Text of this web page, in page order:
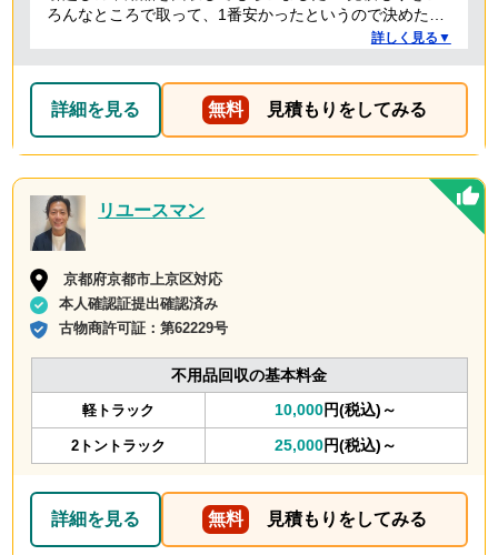
ろんなところで取って、1番安かったというので決めたの
ですが、 対応や話し方も、丁寧で優しく、 作業自体も素
回収の時は料金しようと思いました！
詳しく見る▼
詳細を見る 無料 見積もりをしてみる
リユースマン
京都府京都市上京区対応
本人確認証提出確認済み
古物商許可証：第62229号
不用品回収の基本料金
軽トラック 10,000円(税込)～
2トントラック 25,000円(税込)～
詳細を見る 無料 見積もりをしてみる